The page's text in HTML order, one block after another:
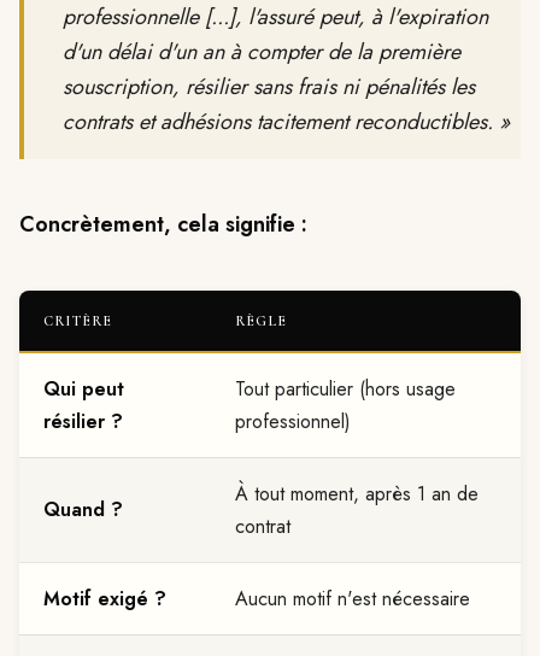
professionnelle [...], l'assuré peut, à l'expiration
d'un délai d'un an à compter de la première
souscription, résilier sans frais ni pénalités les
contrats et adhésions tacitement reconductibles. »
Concrètement, cela signifie :
CRITÈRE RÈGLE
Qui peut
résilier ?
Tout particulier (hors usage
professionnel)
Quand ?
À tout moment, après 1 an de
contrat
Motif exigé ? Aucun motif n'est nécessaire